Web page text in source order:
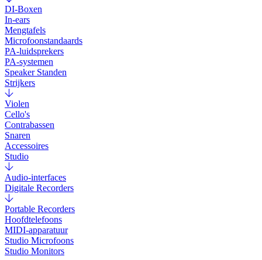
DI-Boxen
In-ears
Mengtafels
Microfoonstandaards
PA-luidsprekers
PA-systemen
Speaker Standen
Strijkers
Violen
Cello's
Contrabassen
Snaren
Accessoires
Studio
Audio-interfaces
Digitale Recorders
Portable Recorders
Hoofdtelefoons
MIDI-apparatuur
Studio Microfoons
Studio Monitors